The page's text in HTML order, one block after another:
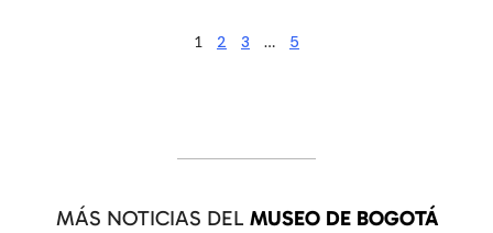
1 2 3 … 5
MÁS NOTICIAS DEL MUSEO DE BOGOTÁ